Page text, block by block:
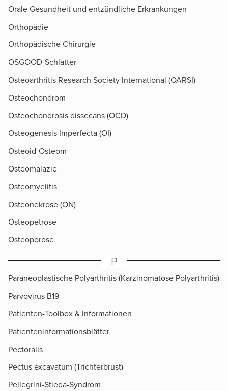
Orale Gesundheit und entzündliche Erkrankungen
Orthopädie
Orthopädische Chirurgie
OSGOOD-Schlatter
Osteoarthritis Research Society International (OARSI)
Osteochondrom
Osteochondrosis dissecans (OCD)
Osteogenesis Imperfecta (OI)
Osteoid-Osteom
Osteomalazie
Osteomyelitis
Osteonekrose (ON)
Osteopetrose
Osteoporose
P
Paraneoplastische Polyarthritis (Karzinomatöse Polyarthritis)
Parvovirus B19
Patienten-Toolbox & Informationen
Patienteninformationsblätter
Pectoralis
Pectus excavatum (Trichterbrust)
Pellegrini-Stieda-Syndrom